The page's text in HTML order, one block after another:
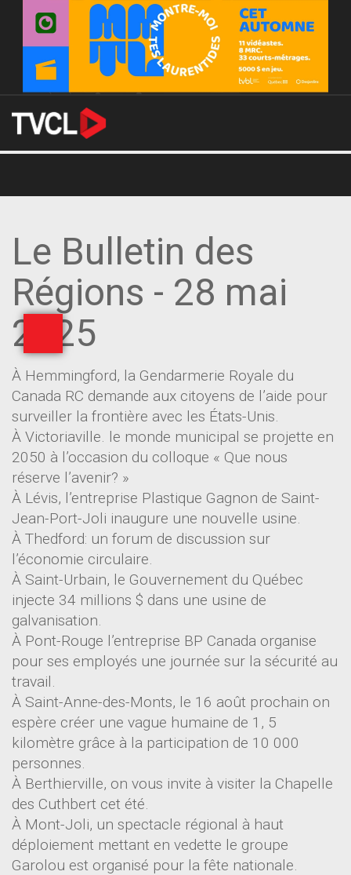
Le Bulletin des
Régions - 28 mai
2025
À Hemmingford, la Gendarmerie Royale du
Canada RC demande aux citoyens de l’aide pour
surveiller la frontière avec les États-Unis.
À Victoriaville. le monde municipal se projette en
2050 à l’occasion du colloque « Que nous
réserve l’avenir? »
À Lévis, l’entreprise Plastique Gagnon de Saint-
Jean-Port-Joli inaugure une nouvelle usine.
À Thedford: un forum de discussion sur
l’économie circulaire.
À Saint-Urbain, le Gouvernement du Québec
injecte 34 millions $ dans une usine de
galvanisation.
À Pont-Rouge l’entreprise BP Canada organise
pour ses employés une journée sur la sécurité au
travail.
À Saint-Anne-des-Monts, le 16 août prochain on
espère créer une vague humaine de 1, 5
kilomètre grâce à la participation de 10 000
personnes.
À Berthierville, on vous invite à visiter la Chapelle
des Cuthbert cet été.
À Mont-Joli, un spectacle régional à haut
déploiement mettant en vedette le groupe
Garolou est organisé pour la fête nationale.